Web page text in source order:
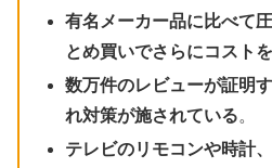
有名メーカー品に比べて
とめ買いでさらにコストを
数万件のレビューが証明
れ対策が施されている。
テレビのリモコンや時計